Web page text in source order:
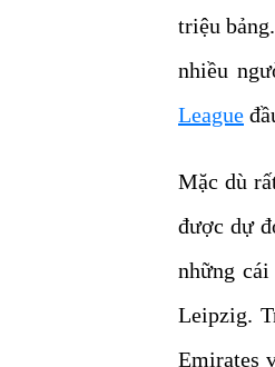
triệu
nhiều
League
Mặc dù
được dự
những
Leipzig.
Emirates